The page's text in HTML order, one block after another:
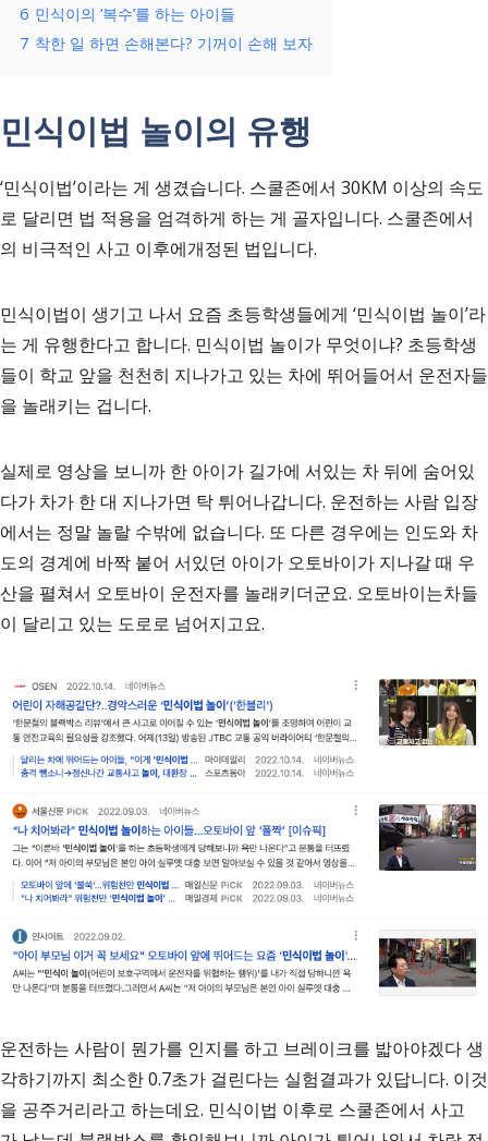
6 민식이의 ‘복수’를 하는 아이들
7 착한 일 하면 손해본다? 기꺼이 손해 보자
민식이법 놀이의 유행
‘민식이법’이라는 게 생겼습니다. 스쿨존에서 30KM 이상의 속도
로 달리면 법 적용을 엄격하게 하는 게 골자입니다. 스쿨존에서
의 비극적인 사고 이후에개정된 법입니다.
민식이법이 생기고 나서 요즘 초등학생들에게 ‘민식이법 놀이’라
는 게 유행한다고 합니다. 민식이법 놀이가 무엇이냐? 초등학생
들이 학교 앞을 천천히 지나가고 있는 차에 뛰어들어서 운전자들
을 놀래키는 겁니다.
실제로 영상을 보니까 한 아이가 길가에 서있는 차 뒤에 숨어있
다가 차가 한 대 지나가면 탁 튀어나갑니다. 운전하는 사람 입장
에서는 정말 놀랄 수밖에 없습니다. 또 다른 경우에는 인도와 차
도의 경계에 바짝 붙어 서있던 아이가 오토바이가 지나갈 때 우
산을 펼쳐서 오토바이 운전자를 놀래키더군요. 오토바이는차들
이 달리고 있는 도로로 넘어지고요.
운전하는 사람이 뭔가를 인지를 하고 브레이크를 밟아야겠다 생
각하기까지 최소한 0.7초가 걸린다는 실험결과가 있답니다. 이것
을 공주거리라고 하는데요. 민식이법 이후로 스쿨존에서 사고